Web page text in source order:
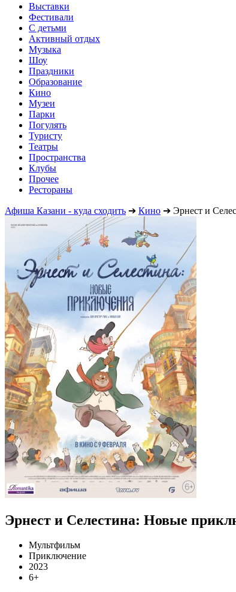
Выставки
Фестивали
С детьми
Активный отдых
Музыка
Шоу
Праздники
Образование
Кино
Музеи
Парки
Погулять
Туристу
Театры
Пространства
Клубы
Прочее
Рестораны
Афиша Казани - куда сходить ➔ Кино ➔ Эрнест и
Эрнест и Селестина: Новые
Мультфильм
Приключение
2023
6+